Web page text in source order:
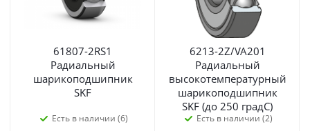
61807-2RS1
Радиальный
шарикоподшипник
SKF
Есть в наличии (6)
6213-2Z/VA201
Радиальный
высокотемпературный
шарикоподшипник
SKF (до 250 градС)
Есть в наличии (2)